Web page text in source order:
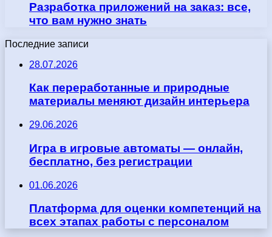
Разработка приложений на заказ: все,
что вам нужно знать
Последние записи
28.07.2026
Как переработанные и природные
материалы меняют дизайн интерьера
29.06.2026
Игра в игровые автоматы — онлайн,
бесплатно, без регистрации
01.06.2026
Платформа для оценки компетенций на
всех этапах работы с персоналом